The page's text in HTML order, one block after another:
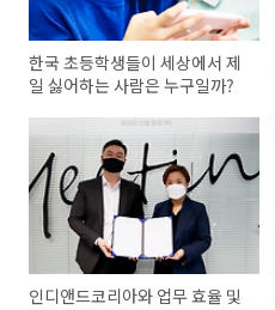
한국 초등학생들이 세상에서 제
일 싫어하는 사람은 누구일까?
인디앤드코리아와 업무 효율 및